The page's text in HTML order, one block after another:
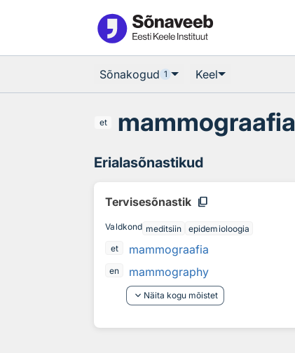
Sõnakogud 1 Keel
et mammograafia
Erialasõnastikud
Tervisesõnastik content_copy
Valdkond meditsiin
epidemioloogia
et
mammograafia
en
mammography
keyboard_arrow_down Näita kogu mõistet